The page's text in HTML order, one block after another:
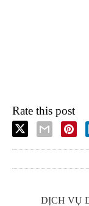
Rate this post
DỊCH VỤ